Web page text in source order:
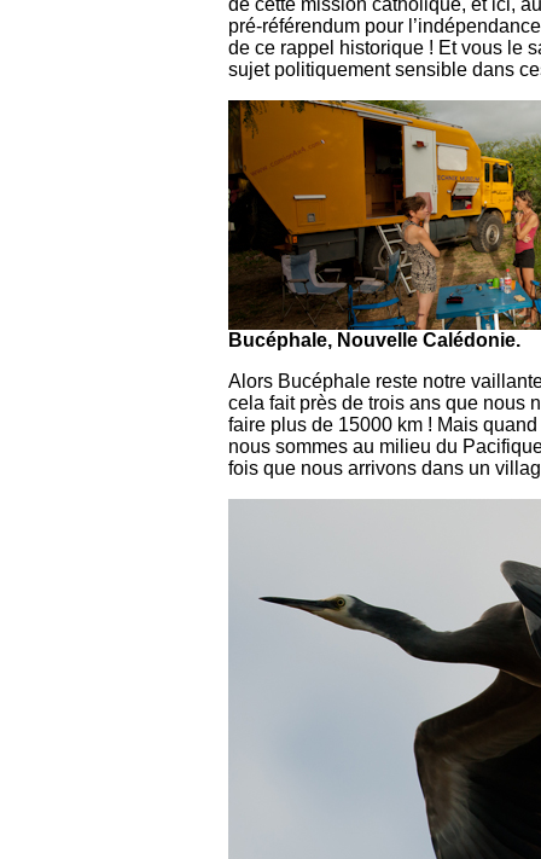
de cette mission catholique, et ici,
pré-référendum pour
de ce rappel historique ! Et vous le
sujet politiquement sensible dans
Bucéphale, Nouvelle Calédonie.
Alors Bucéphale reste notre
cela fait près de trois ans que nous
faire plus de 15000 km ! Mais
nous sommes au milieu du
fois que nous arrivons dans un